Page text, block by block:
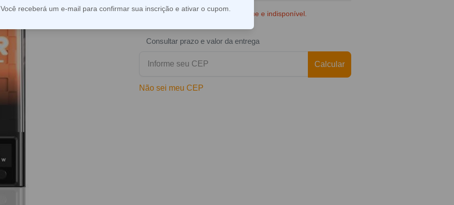
Este produto está fora de estoque e indisponível.
Consultar prazo e valor da entrega
Calcular
Não sei meu CEP
Você receberá um e-mail para confirmar sua inscrição e ativar o cupom.